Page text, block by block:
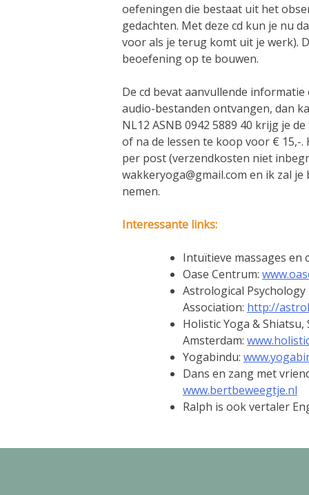
oefeningen die bestaat uit het
gedachten. Met deze cd kun je nu
voor als je terug komt uit je werk).
beoefening op te bouwen.
De cd bevat aanvullende
audio-bestanden ontvangen, dan
NL12 ASNB 0942 5889 40 krijg je
of na de lessen te koop voor € 15,-
per post (verzendkosten niet
wakkeryoga@gmail.com en ik zal
nemen.
Interessante links:
Intuïtieve massages en
Oase Centrum:
Astrological Psychology
Association: http://
Holistic Yoga &
Amsterdam:
Yogabindu:
Dans en zang met
www.bertbeweegtje.nl
Ralph is ook vertaler